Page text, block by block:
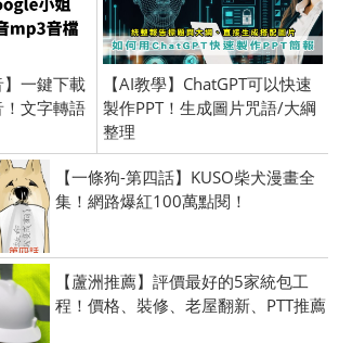
】一鍵下載
文字轉語
【AI教學】ChatGPT可以快速
製作PPT！生成圖片咒語/大綱
整理
【一條狗-第四話】KUSO柴犬漫畫全
集！網路爆紅100萬點閱！
【蘆洲推薦】評價最好的5家統包工
程！價格、裝修、老屋翻新、PTT推薦